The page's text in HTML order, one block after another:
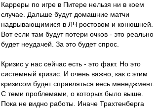
Карреры по игре в Питере нельзя ни в коем
случае. Дальше будут домашние матчи
надрывающимися в ЛЧ ростовом и конюшней.
Вот если там будут потери очков - это реально
будет неудачей. За это будет спрос.
Кризис у нас сейчас есть - это факт. Но это
системный кризис. И очень важно, как с этим
кризисом будет справляться весь менеджмент.
С теми проблемами, о которых было выше.
Пока не видно работы. Иначе Трахтенберга